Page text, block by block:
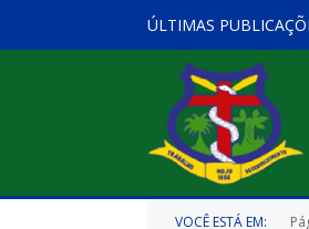
ÚLTIMAS
VOCÊ ESTÁ EM: